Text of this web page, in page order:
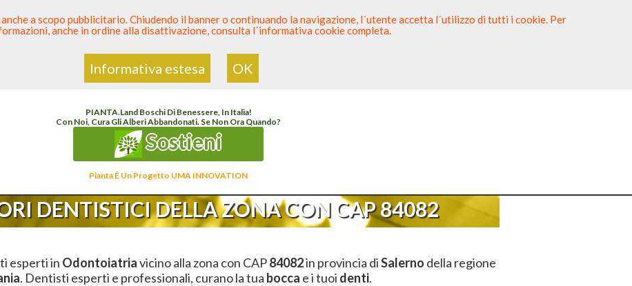
Elenco Dentista Sicuro>Odontoiatria>Ambulatori Dentistici>Campania
PIANTA.LandBoschi Di Benessere, In Italia!
Con Noi, Cura Gli Alberi Abbandonati. Se Non Ora Quando?
Sostieni
Pianta È Un Progetto UMA INNOVATION
DENTISTICI DELLA ZONA CON CAP 84082
esperti in Odontoiatriavicino alla zona con CAP84082in provincia diSalerno della regione
. Dentisti esperti e professionali, curano la tua bocca e i tuoi denti.
a scopo pubblicitario. Chiudendo il banner o continuando la navigazione, l´utente accetta l´utilizzo di tutti i cookie. Per
anche in ordine alla disattivazione, consulta l´informativa cookie completa.
Informativa estesa OK